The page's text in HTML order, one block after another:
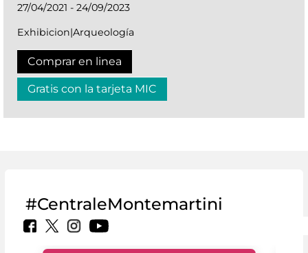
27/04/2021 - 24/09/2023
Exhibicion|Arqueología
Comprar en linea
Gratis con la tarjeta MIC
#CentraleMontemartini